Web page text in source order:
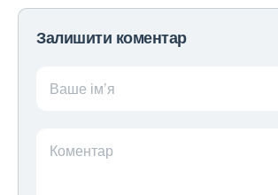
Залишити коментар
Ваше ім’я
Коментар